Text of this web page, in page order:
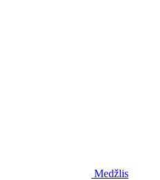
Medžlis